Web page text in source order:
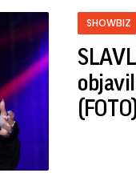
SHOWBIZ